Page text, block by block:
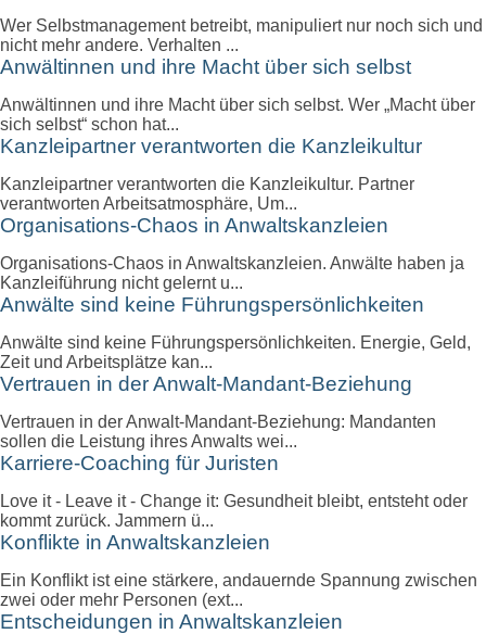
Wer Selbstmanagement betreibt, manipuliert nur noch sich und
nicht mehr andere. Verhalten ...
Anwältinnen und ihre Macht über sich selbst
Anwältinnen und ihre Macht über sich selbst. Wer „Macht über
sich selbst“ schon hat...
Kanzleipartner verantworten die Kanzleikultur
Kanzleipartner verantworten die Kanzleikultur. Partner
verantworten Arbeitsatmosphäre, Um...
Organisations-Chaos in Anwaltskanzleien
Organisations-Chaos in Anwaltskanzleien. Anwälte haben ja
Kanzleiführung nicht gelernt u...
Anwälte sind keine Führungspersönlichkeiten
Anwälte sind keine Führungspersönlichkeiten. Energie, Geld,
Zeit und Arbeitsplätze kan...
Vertrauen in der Anwalt-Mandant-Beziehung
Vertrauen in der Anwalt-Mandant-Beziehung: Mandanten
sollen die Leistung ihres Anwalts wei...
Karriere-Coaching für Juristen
Love it - Leave it - Change it: Gesundheit bleibt, entsteht oder
kommt zurück. Jammern ü...
Konflikte in Anwaltskanzleien
Ein Konflikt ist eine stärkere, andauernde Spannung zwischen
zwei oder mehr Personen (ext...
Entscheidungen in Anwaltskanzleien